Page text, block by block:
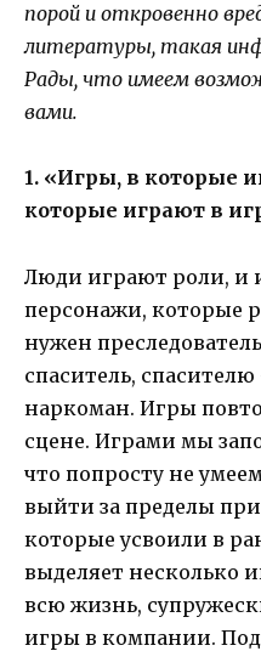
порой и откровенно
литературы, такая
Рады, что имеем
вами.
1. «Игры, в которые
которые играют в
Люди играют роли,
персонажи, которые
нужен
спаситель,
наркоман. Игры
сцене. Играми мы
что попросту не
выйти за пределы
которые усвоили в
выделяет несколько
всю жизнь,
игры в компании.